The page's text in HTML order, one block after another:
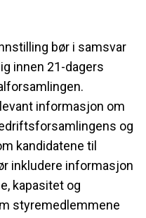
bør i samsvar
innen 21-dagers
informasjon om
og
kandidatene til
inkludere informasjon
kapasitet og
styremedlemmene